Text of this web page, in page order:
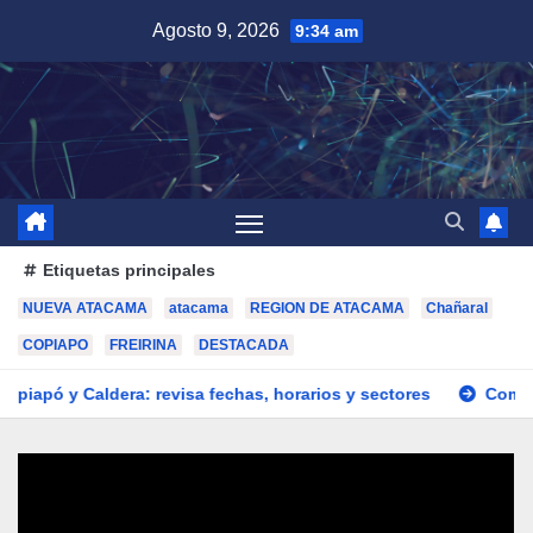
contenido
Agosto 9, 2026 9:34 am
Etiquetas principales
NUEVA ATACAMA atacama REGION DE ATACAMA Chañaral
COPIAPO FREIRINA DESTACADA
revisa fechas, horarios y sectores Comisión definió